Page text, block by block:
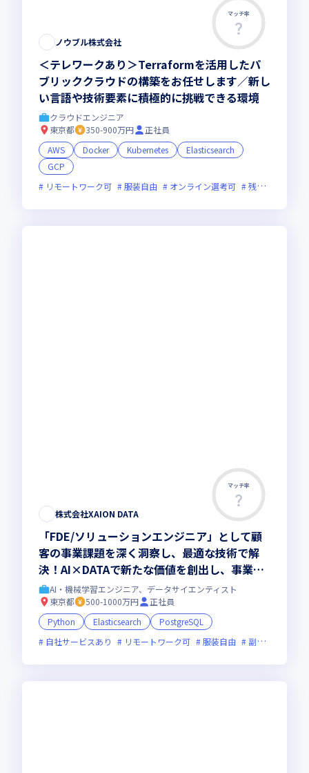
マッチ率
ノウブル株式会社
＜テレワークあり＞Terraformを活用したパ
ブリッククラウドの構築をお任せします／新し
い言語や技術要素に積極的に挑戦できる環境
クラウドエンジニア
東京都
350-900万円
正社員
AWS
Docker Kubernetes
Elasticsearch
GCP
リモートワーク可
服装自由 オンライン選考可 残業月20時間未満
マッチ率
株式会社XAION DATA
「FDE/ソリューションエンジニア」として顧
客の事業課題を深く洞察し、最適な技術で解
決！AI×DATAで新たな価値を創出し、事業拡
大の中核を担当し活躍していただくことを期待
しています
AI・機械学習エンジニア、データサイエンティスト
東京都
500-1000万円
正社員
Python
Elasticsearch
PostgreSQL
自社サービスあり
リモートワーク可 服装自由 副業可